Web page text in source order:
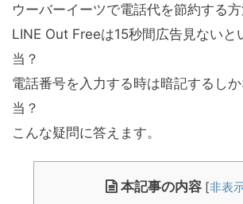
ウーバーイーツで電話代を節約する方
LINE Out Freeは15秒間広告見ないと
当？
電話番号を入力する時は暗記するし
当？
こんな疑問に答えます。
本記事の内容 [非表